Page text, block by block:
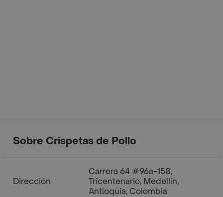
Sobre Crispetas de Pollo­
Dirección
Carrera 64 #96a-158,
Tricentenario, Medellín,
Antioquia, Colombia